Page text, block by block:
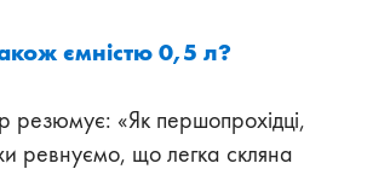
ємністю 0,5 л?
резюмує: «Як першопрохідці,
ревнуємо, що легка скляна